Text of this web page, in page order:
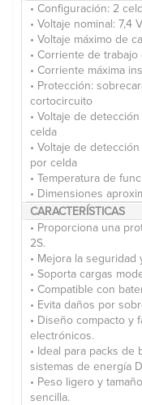
• Configuración: 2
• Voltaje nominal: 7,4 V
• Voltaje máximo de
• Corriente de
• Corriente máxima
• Protección:
cortocircuito
• Voltaje de
celda
• Voltaje de
por celda
• Temperatura de
• Dimensiones
CARACTERÍSTICAS
• Proporciona una
2S.
• Mejora la
• Soporta cargas
• Compatible con
• Evita daños por
• Diseño compacto y
electrónicos.
• Ideal para packs
sistemas de energía
• Peso ligero y
sencilla.